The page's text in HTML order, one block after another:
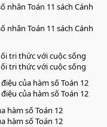
nhân Toán 11 sách Cánh
nhân Toán 11 sách Cánh
tri thức với cuộc sống
tri thức với cuộc sống
của hàm số Toán 12
của hàm số Toán 12
hàm số Toán 12
hàm số Toán 12